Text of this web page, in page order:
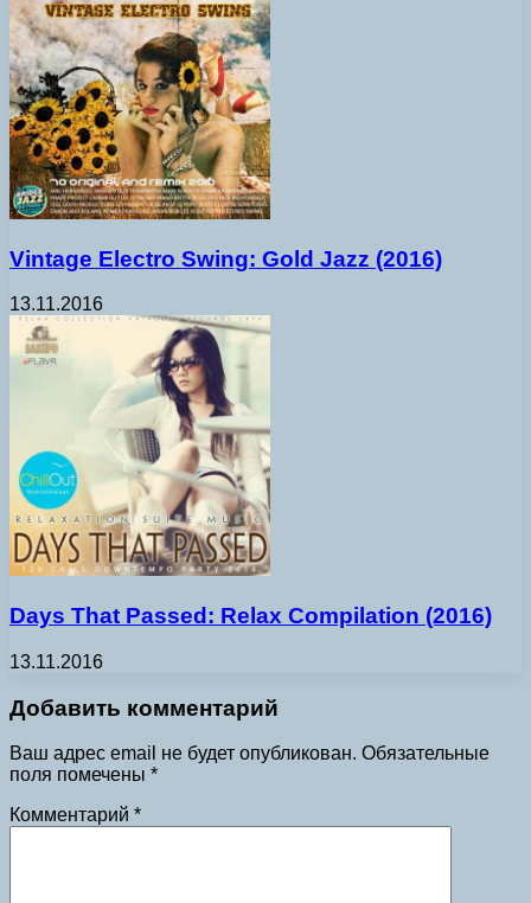
Vintage Electro Swing: Gold Jazz (2016)
13.11.2016
Days That Passed: Relax Compilation (2016)
13.11.2016
Добавить комментарий
Ваш адрес email не будет опубликован. Обязательные
поля помечены *
Комментарий *